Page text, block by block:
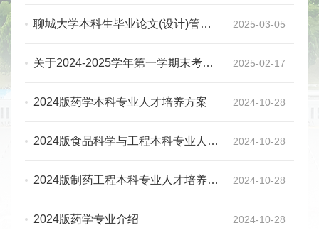
聊城大学本科生毕业论文(设计)管理
2025-03-05
关于2024-2025学年第一学期末考试
2025-02-17
2024版药学本科专业人才培养方案 2024-10-28
2024版食品科学与工程本科专业人才
2024-10-28
2024版制药工程本科专业人才培养方
2024-10-28
2024版药学专业介绍 2024-10-28